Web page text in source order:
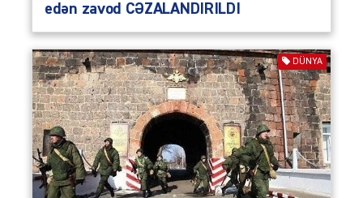
edən zavod CƏZALANDIRILDI
DÜNYA